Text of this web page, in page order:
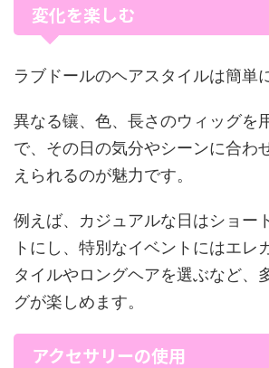
変化を楽しむ
ラブドールのヘアスタイルは簡単
異なる镶、色、長さのウィッグを
で、その日の気分やシーンに合わ
えられるのが魅力です。
例えば、カジュアルな日はショー
トにし、特別なイベントにはエレ
タイルやロングヘアを選ぶなど、
グが楽しめます。
アクセサリーの使用